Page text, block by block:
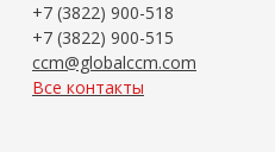
+7 (3822) 900-518
+7 (3822) 900-515
ccm@globalccm.com
Все контакты